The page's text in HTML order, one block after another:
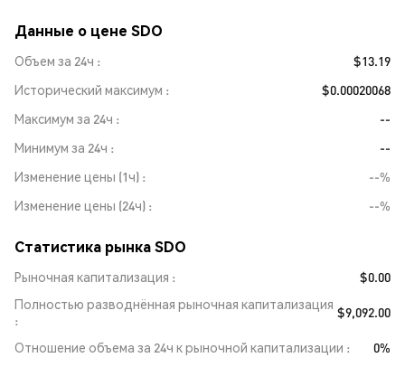
Данные о цене SDO
Объем за 24ч
$13.19
Исторический максимум
$0.00020068
Максимум за 24ч
--
Минимум за 24ч
--
Изменение цены (1ч)
--%
Изменение цены (24ч)
--%
Статистика рынка SDO
Рыночная капитализация
$0.00
Полностью разводнённая рыночная капитализация $9,092.00
Отношение объема за 24ч к рыночной капитализации
0%